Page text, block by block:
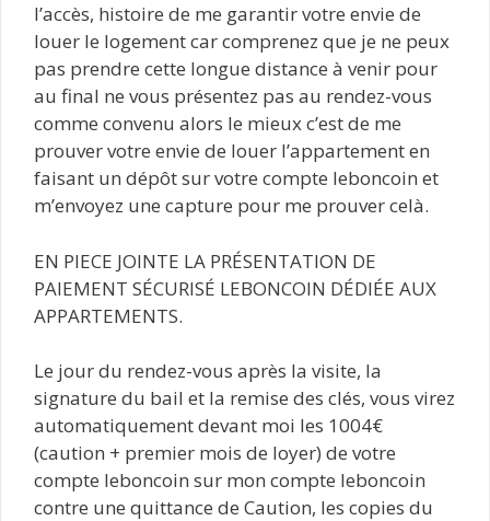
l’accès, histoire de me garantir votre envie de
louer le logement car comprenez que je ne peux
pas prendre cette longue distance à venir pour
au final ne vous présentez pas au rendez-vous
comme convenu alors le mieux c’est de me
prouver votre envie de louer l’appartement en
faisant un dépôt sur votre compte leboncoin et
m’envoyez une capture pour me prouver celà.
EN PIECE JOINTE LA PRÉSENTATION DE
PAIEMENT SÉCURISÉ LEBONCOIN DÉDIÉE AUX
APPARTEMENTS.
Le jour du rendez-vous après la visite, la
signature du bail et la remise des clés, vous virez
automatiquement devant moi les 1004€
(caution + premier mois de loyer) de votre
compte leboncoin sur mon compte leboncoin
contre une quittance de Caution, les copies du